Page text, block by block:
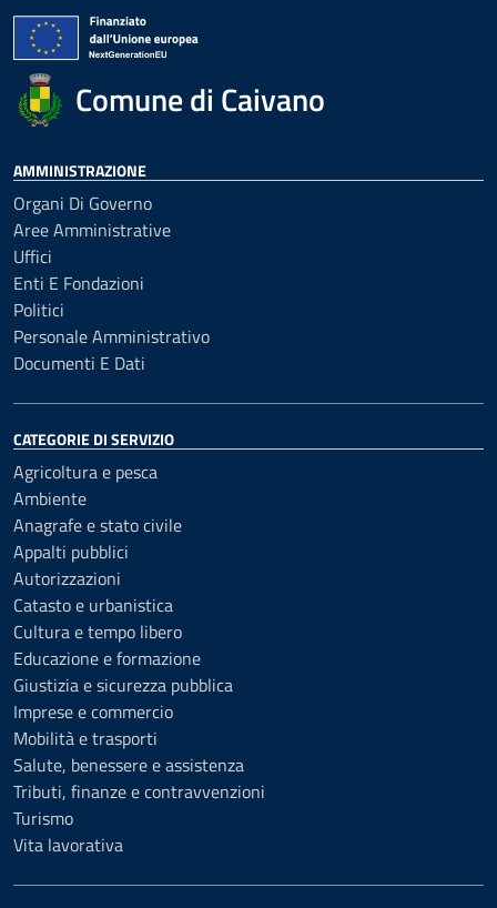
Comune di Caivano
AMMINISTRAZIONE
Organi Di Governo
Aree Amministrative
Uffici
Enti E Fondazioni
Politici
Personale Amministrativo
Documenti E Dati
CATEGORIE DI SERVIZIO
Agricoltura e pesca
Ambiente
Anagrafe e stato civile
Appalti pubblici
Autorizzazioni
Catasto e urbanistica
Cultura e tempo libero
Educazione e formazione
Giustizia e sicurezza pubblica
Imprese e commercio
Mobilità e trasporti
Salute, benessere e assistenza
Tributi, finanze e contravvenzioni
Turismo
Vita lavorativa